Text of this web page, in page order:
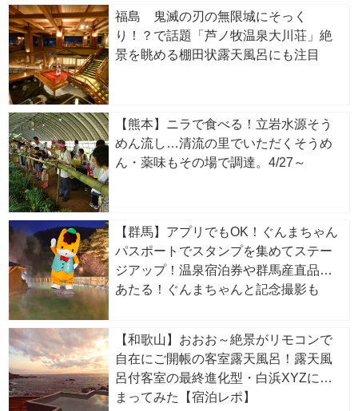
福島 鬼滅の刃の無限城にそっく
り！？で話題「芦ノ牧温泉大川荘」絶
景を眺める棚田状露天風呂にも注目
【熊本】ニラで食べる！立岩水源そう
めん流し…清流の里でいただくそうめ
ん・薬味もその場で調達。4/27～
【群馬】アプリでもOK！ぐんまちゃん
パスポートでスタンプを集めてステー
ジアップ！温泉宿泊券や群馬産直品が
あたる！ぐんまちゃんと記念撮影も
【和歌山】おおお～絶景がリモコンで
自在にご開帳の客室露天風呂！露天風
呂付客室の最終進化型・白浜XYZに泊
まってみた【宿泊レポ】